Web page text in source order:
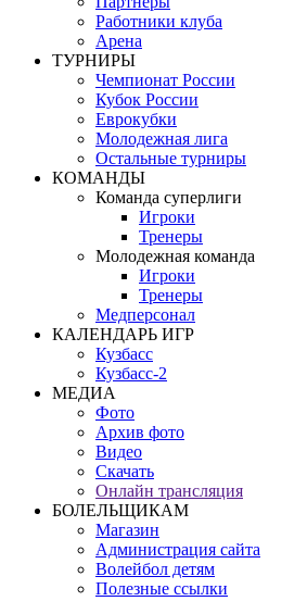
Работники клуба
Арена
ТУРНИРЫ
Чемпионат России
Кубок России
Еврокубки
Молодежная лига
Остальные турниры
КОМАНДЫ
Команда суперлиги
Игроки
Тренеры
Молодежная команда
Игроки
Тренеры
Медперсонал
КАЛЕНДАРЬ ИГР
Кузбасс
Кузбасс-2
МЕДИА
Фото
Архив фото
Видео
Скачать
Онлайн трансляция
БОЛЕЛЬЩИКАМ
Магазин
Администрация сайта
Волейбол детям
Полезные ссылки